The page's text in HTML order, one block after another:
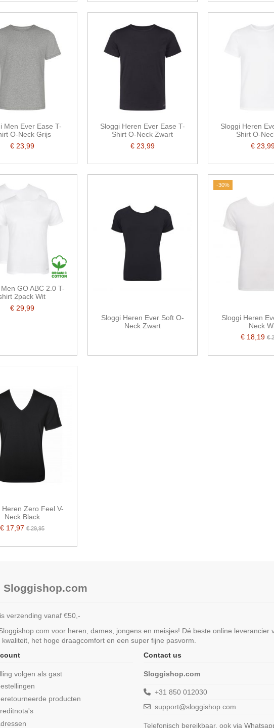
Men Ever Ease T-
O-Neck Grijs
€ 23,99
Sloggi Heren Ever Ease T-
Shirt O-Neck Zwart
€ 23,99
Sloggi Heren
Shirt O-
€
GO ABC 2.0 T-
2pack Wit
€ 29,99
Sloggi Heren Ever Soft O-
Neck Zwart
-30%
Sloggi Heren
Neck
€ 18,19€
Heren Zero Feel V-
Neck Black
€ 17,97 € 29,95
Sloggishop.com
verzending vanaf €50,-
voor heren, dames, jongens en meisjes! Dé beste online
het hoge draagcomfort en een super fijne pasvorm.
volgen als gast
producten
Contact us
Sloggishop.com
+31 850 012030
support@sloggishop.com
Telefonisch bereikbaar, ook via